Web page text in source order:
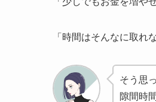
「時間はそんなに取れ
そう思
隙間時